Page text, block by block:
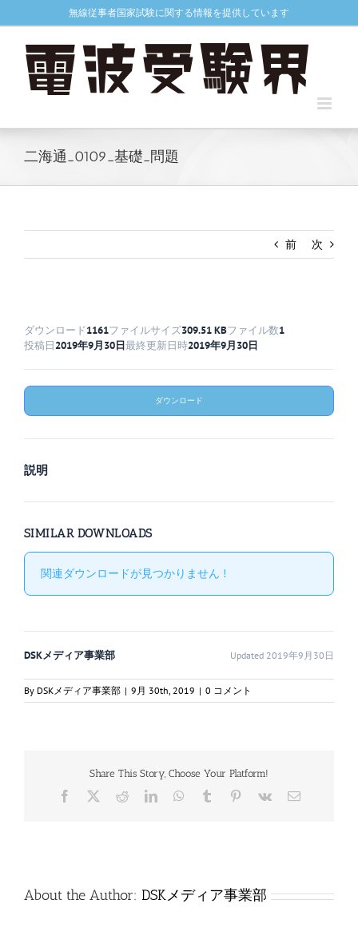
to
無線従事者国家試験に関する情報を提供しています
二海通_0109_基礎_問題
前 次
ダウンロード1161ファイルサイズ309.51 KBファイル数1
投稿日2019年9月30日最終更新日時2019年9月30日
ダウンロード
説明
SIMILAR DOWNLOADS
関連ダウンロードが見つかりません !
DSKメディア事業部 Updated 2019年9月30日
By DSKメディア事業部 | 9月 30th, 2019 | 0 コメント
Share This Story, Choose Your Platform!
Facebook RedditLinkedInWhatsApp
Tumblr Pinterest
Vk
電
About the Author: DSKメディア事業部